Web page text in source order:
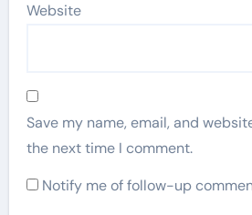
Website
Save my name, email, and
the next time I comment.
Notify me of follow-up